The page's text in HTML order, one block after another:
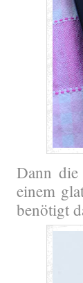
Dann die
einem
benötigt